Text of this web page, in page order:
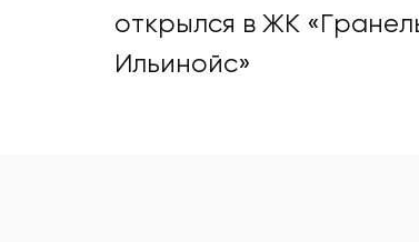
открылся в ЖК
Ильинойс»